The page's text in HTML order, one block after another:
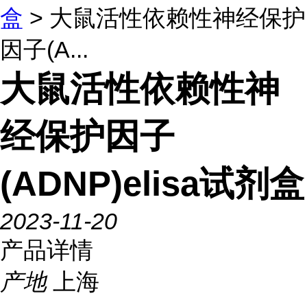
盒 > 大鼠活性依赖性神经保护
因子(A...
大鼠活性依赖性神
经保护因子
(ADNP)elisa试剂盒
2023-11-20
产品详情
产地
上海